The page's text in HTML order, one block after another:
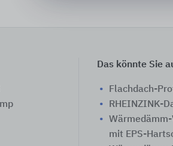
Das könnte Sie
Flachdach-
RHEINZINK-
Wärmedämm-
mit EPS-